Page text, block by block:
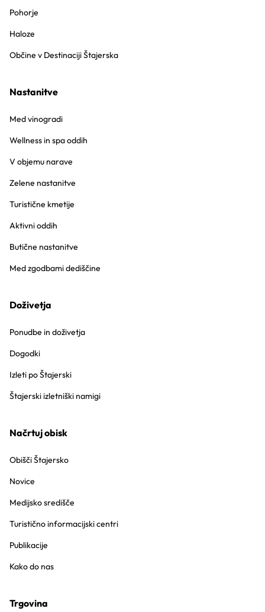
Pohorje
Haloze
Občine v Destinaciji Štajerska
Nastanitve
Med vinogradi
Wellness in spa oddih
V objemu narave
Zelene nastanitve
Turistične kmetije
Aktivni oddih
Butične nastanitve
Med zgodbami dediščine
Doživetja
Ponudbe in doživetja
Dogodki
Izleti po Štajerski
Štajerski izletniški namigi
Načrtuj obisk
Obišči Štajersko
Novice
Medijsko središče
Turistično informacijski centri
Publikacije
Kako do nas
Trgovina